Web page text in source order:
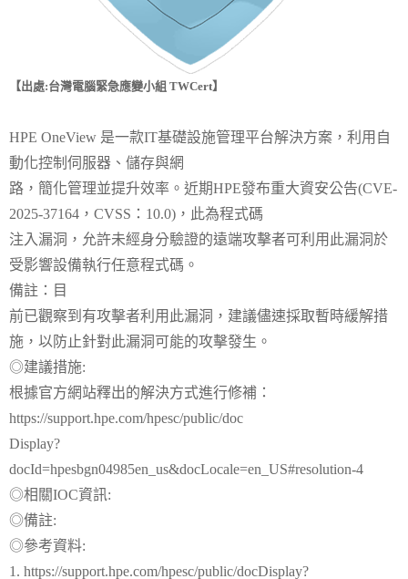
【出處:台灣電腦緊急應變小組 TWCert】
HPE OneView 是一款IT基礎設施管理平台解決方案，利用自
動化控制伺服器、儲存與網
路，簡化管理並提升效率。近期HPE發布重大資安公告(CVE-
2025-37164，CVSS：10.0)，此為程式碼
注入漏洞，允許未經身分驗證的遠端攻擊者可利用此漏洞於
受影響設備執行任意程式碼。
備註：目
前已觀察到有攻擊者利用此漏洞，建議儘速採取暫時緩解措
施，以防止針對此漏洞可能的攻擊發生。
◎建議措施:
根據官方網站釋出的解決方式進行修補：
https://support.hpe.com/hpesc/public/doc
Display?
docId=hpesbgn04985en_us&docLocale=en_US#resolution-4
◎相關IOC資訊:
◎備註:
◎參考資料:
1. https://support.hpe.com/hpesc/public/docDisplay?